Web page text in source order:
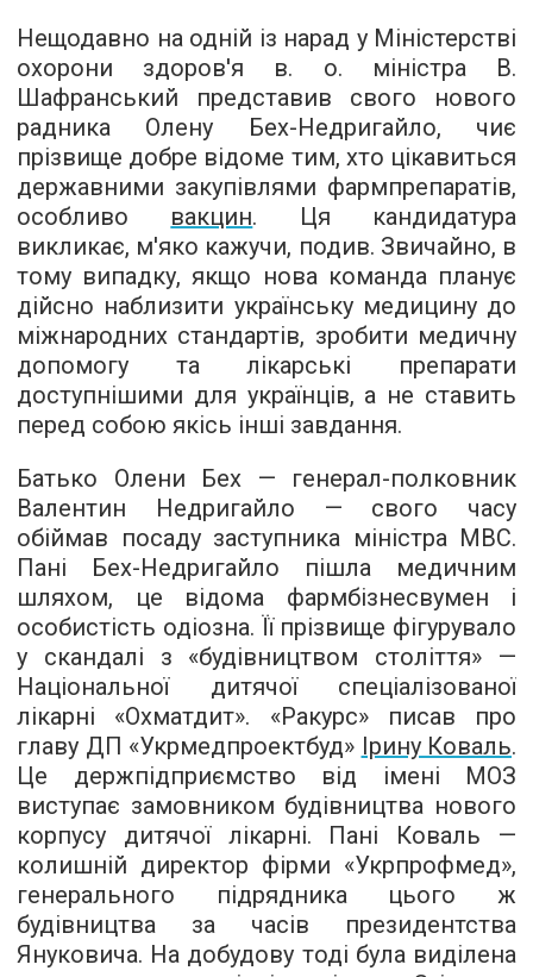
Нещодавно на одній із нарад у Міністерстві
охорони здоров'я в. о. міністра В.
Шафранський представив свого нового
радника Олену Бех-Недригайло, чиє
прізвище добре відоме тим, хто цікавиться
державними закупівлями фармпрепаратів,
особливо вакцин. Ця кандидатура
викликає, м'яко кажучи, подив. Звичайно, в
тому випадку, якщо нова команда планує
дійсно наблизити українську медицину до
міжнародних стандартів, зробити медичну
допомогу та лікарські препарати
доступнішими для українців, а не ставить
перед собою якісь інші завдання.
Батько Олени Бех — генерал-полковник
Валентин Недригайло — свого часу
обіймав посаду заступника міністра МВС.
Пані Бех-Недригайло пішла медичним
шляхом, це відома фармбізнесвумен і
особистість одіозна. Її прізвище фігурувало
у скандалі з «будівництвом століття» —
Національної дитячої спеціалізованої
лікарні «Охматдит». «Ракурс» писав про
главу ДП «Укрмедпроектбуд» Ірину Коваль.
Це держпідприємство від імені МОЗ
виступає замовником будівництва нового
корпусу дитячої лікарні. Пані Коваль —
колишній директор фірми «Укрпрофмед»,
генерального підрядника цього ж
будівництва за часів президентства
Януковича. На добудову тоді була виділена